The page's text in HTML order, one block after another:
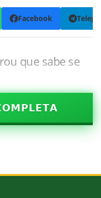
Facebook
que sabe se